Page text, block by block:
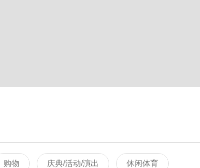
购物 庆典/活动/演出 休闲体育